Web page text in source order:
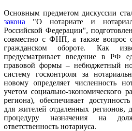
Основным предметом дискуссии
закона "О нотариате и
Российской Федерации",
совместно с ФНП, а также вопрос
гражданском обороте. Как
предусматривает введение в РФ
правовой формы – небюджетный
систему госконтроля за
новому определяет численность
учетом социально-экономического
региона), обеспечивает
для жителей отдаленных регионов,
процедуру назначения на
ответственность нотариуса.